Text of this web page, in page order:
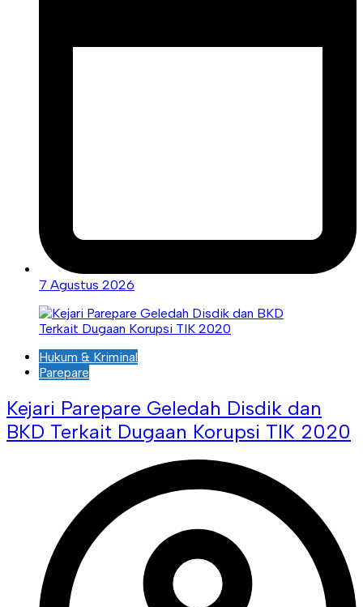
7 Agustus 2026
Hukum & Kriminal
Parepare
Kejari Parepare Geledah Disdik dan
BKD Terkait Dugaan Korupsi TIK 2020